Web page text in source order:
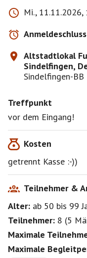
Mi.,
Altstadtlokal
Sindelfingen,
Sindelfingen-BB
Treffpunkt
vor dem Eingang!
Kosten
getrennt Kasse :-))
Teilnehmer &
Alter: ab 50 bis 99
Teilnehmer: 8 (5
Maximale
Maximale